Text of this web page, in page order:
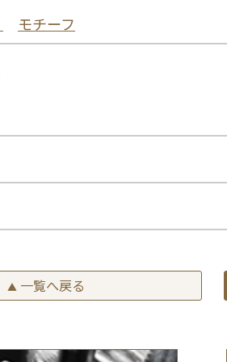
モチーフ
▲ 一覧へ戻る